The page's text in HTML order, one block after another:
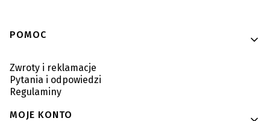
Linki w stopce
POMOC
Zwroty i reklamacje
Pytania i odpowiedzi
Regulaminy
MOJE KONTO